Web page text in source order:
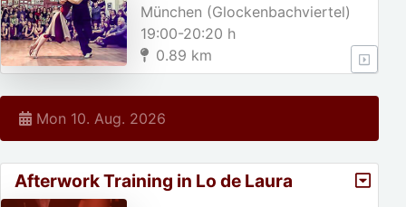
München (Glockenbachviertel)
19:00-20:20 h
0.89 km
Mon 10. Aug. 2026
Afterwork Training in Lo de Laura